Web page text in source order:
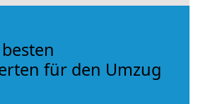
für den Umzug